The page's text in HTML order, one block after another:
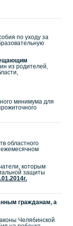
по уходу за
из родителей,
минимума для
областного
ежемесячном
которым
защиты
гражданам, а
Челябинской